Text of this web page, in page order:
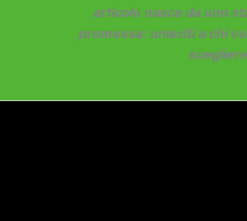
articolo nasce da uno
promessa: unisciti a chi